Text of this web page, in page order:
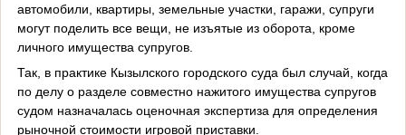
автомобили, квартиры, земельные участки, гаражи, супруги
могут поделить все вещи, не изъятые из оборота, кроме
личного имущества супругов.
Так, в практике Кызылского городского суда был случай, когда
по делу о разделе совместно нажитого имущества супругов
судом назначалась оценочная экспертиза для определения
рыночной стоимости игровой приставки.